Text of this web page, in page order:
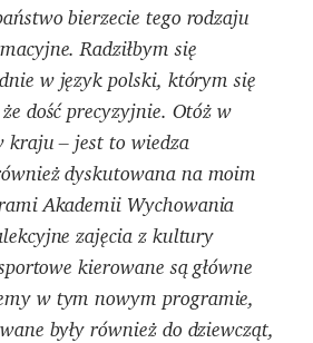
bierzecie tego rodzaju
Radziłbym się
w język polski, którym się
dość precyzyjnie. Otóż w
kraju – jest to wiedza
dyskutowana na moim
Akademii Wychowania
zajęcia z kultury
kierowane są główne
w tym nowym programie,
były również do dziewcząt,